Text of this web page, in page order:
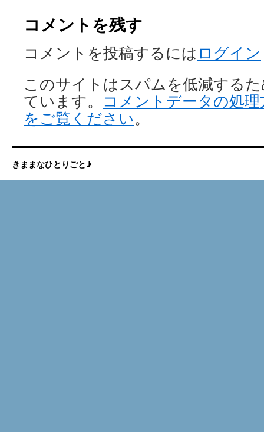
コメントを残す
コメントを投稿するには ログイン
このサイトはスパムを低減するた
ています。
コメントデータの処
をご覧ください。
きままなひとりごと♪